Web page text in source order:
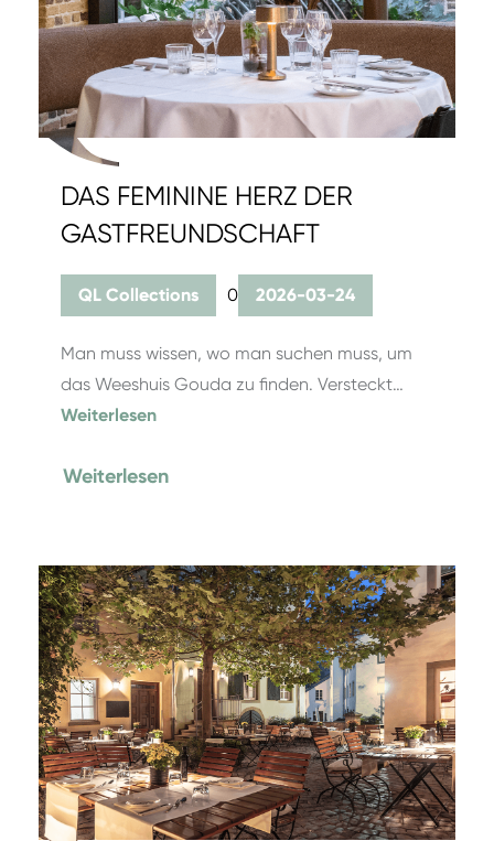
DAS FEMININE HERZ DER
GASTFREUNDSCHAFT
QL Collections 0 2026-03-24
Man muss wissen, wo man suchen muss, um
das Weeshuis Gouda zu finden. Versteckt…
Weiterlesen
Weiterlesen